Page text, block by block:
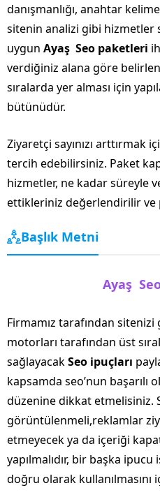
danışmanlığı, anahtar
sitenin analizi gibi hizmetler
uygun Ayaş Seo paketleri
verdiğiniz alana göre
sıralarda yer alması için
bütünüdür.
Ziyaretçi sayınızı arttırmak
tercih edebilirsiniz. Paket
hizmetler, ne kadar süreyle
ettikleriniz değerlendirilir ve
Başlık Metni
Ayaş
Firmamız tarafından
motorları tarafından üst
sağlayacakSeo ipuçları
kapsamda seo’nun başarılı
düzenine dikkat etmelisiniz.
görüntülenmeli,reklamlar
etmeyecek ya da içeriği
yapılmalıdır, bir başka
doğru olarak kullanılmasını